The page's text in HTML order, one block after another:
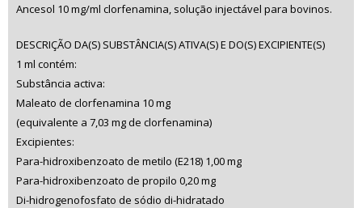
Ancesol 10 mg/ml clorfenamina, solução injectável para bovinos.
DESCRIÇÃO DA(S) SUBSTÂNCIA(S) ATIVA(S) E DO(S) EXCIPIENTE(S)
1 ml contém:
Substância activa:
Maleato de clorfenamina 10 mg
(equivalente a 7,03 mg de clorfenamina)
Excipientes:
Para-hidroxibenzoato de metilo (E218) 1,00 mg
Para-hidroxibenzoato de propilo 0,20 mg
Di-hidrogenofosfato de sódio di-hidratado